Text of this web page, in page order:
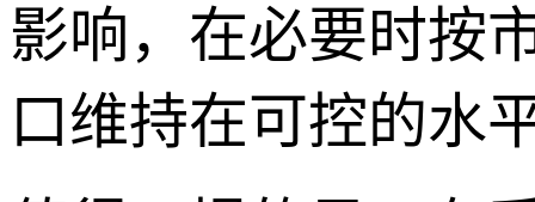
影响，在必要时按
口维持在可控的水